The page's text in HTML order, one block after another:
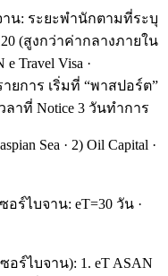
าน: ระยะพำนักตามที่ระบุ
(สูงกว่าค่ากลางภายใน
Travel Visa ·
ยการ เริ่มที่ “พาสปอร์ต”
ลาที่ Notice 3 วันทำการ
Sea · 2) Oil Capital ·
ร์ไบจาน: eT=30 วัน ·
ร์ไบจาน): 1. eT ASAN